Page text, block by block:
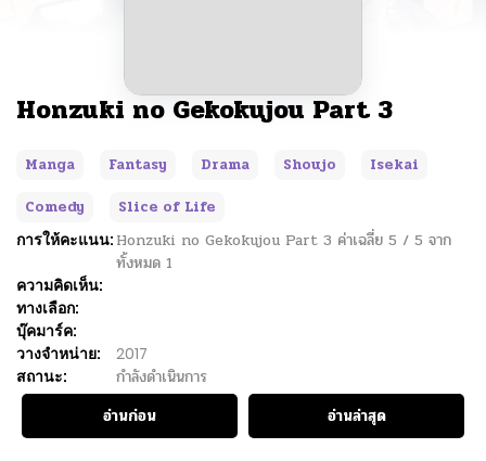
Honzuki no Gekokujou Part 3
Manga Fantasy Drama Shoujo
Isekai
Comedy
Slice of Life
การให้คะแนน: Honzuki no Gekokujou Part 3 ค่าเฉลี่ย 5 / 5 จาก
ทั้งหมด 1
ความคิดเห็น:
ทางเลือก:
บุ๊คมาร์ค:
วางจำหน่าย:
2017
สถานะ:
กำลังดำเนินการ
อ่านก่อน
อ่านล่าสุด